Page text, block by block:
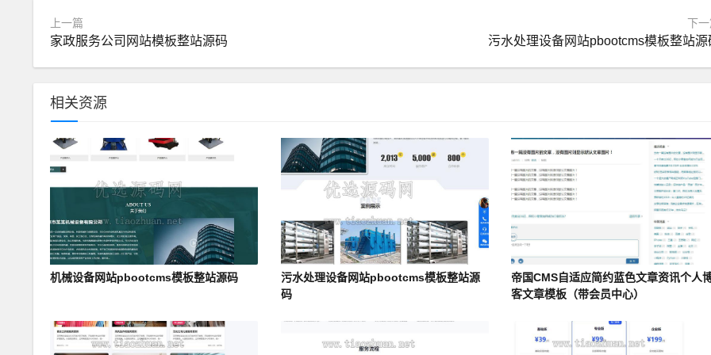
上一篇
家政服务公司网站模板整站源码
下一
污水处理设备网站pbootcms模板整站源
相关资源
机械设备网站pbootcms模板整站源码
污水处理设备网站pbootcms模板整站源
码
帝国CMS自适应简约蓝色文章资讯个人
客文章模板（带会员中心）